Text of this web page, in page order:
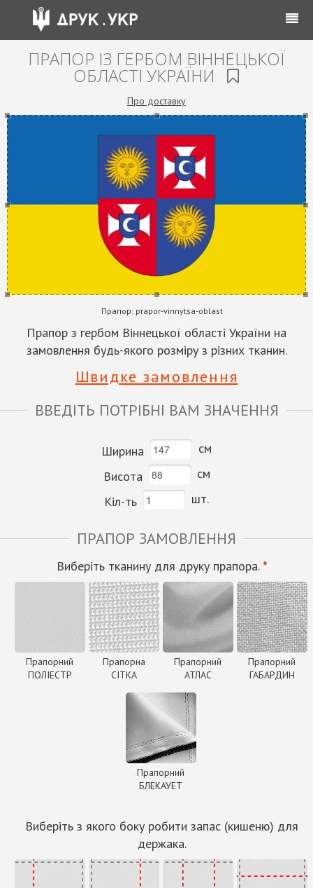
ПРАПОР ІЗ ГЕРБОМ ВІННЕЦЬКОЇ
ОБЛАСТІ УКРАЇНИ
Про доставку
Прапор:prapor-vinnytsa-oblast
Прапор з гербом Віннецької області України на
замовлення будь-якого розміру з різних тканин.
Швидке замовлення
ВВЕДІТЬ ПОТРІБНІ ВАМ ЗНАЧЕННЯ
Ширина
см
Висота
см
Кіл-ть
шт.
ПРАПОР ЗАМОВЛЕННЯ
Виберіть тканину для друку прапора. *
Прапорний
ПОЛІЕСТР
Прапорна
СІТКА
Прапорний
АТЛАС
Прапорний
ГАБАРДИН
Прапорний
БЛЕКАУЕТ
Виберіть з якого боку робити запас (кишеню) для
держака.